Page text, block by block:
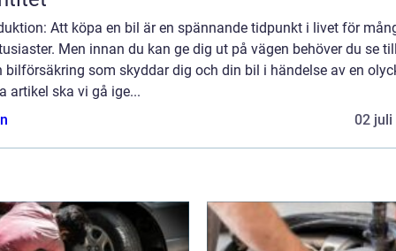
Att köpa en bil är en spännande tidpunkt i livet för
Men innan du kan ge dig ut på vägen behöver du se
bilförsäkring som skyddar dig och din bil i händelse av en
artikel ska vi gå ige...
02 juli